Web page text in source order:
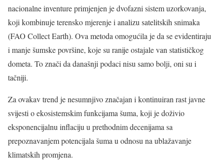
nacionalne inventure primjenjen je dvofazni sistem uzorkovanja,
koji kombinuje terensko mjerenje i analizu satelitskih snimaka
(FAO Collect Earth). Ova metoda omogućila je da se evidentiraju
i manje šumske površine, koje su ranije ostajale van statističkog
dometa. To znači da današnji podaci nisu samo bolji, oni su i
tačniji.
Za ovakav trend je nesumnjivo značajan i kontinuiran rast javne
svijesti o ekosistemskim funkcijama šuma, koji je doživio
eksponencijalnu inflaciju u prethodnim decenijama sa
prepoznavanjem potencijala šuma u odnosu na ublažavanje
klimatskih promjena.